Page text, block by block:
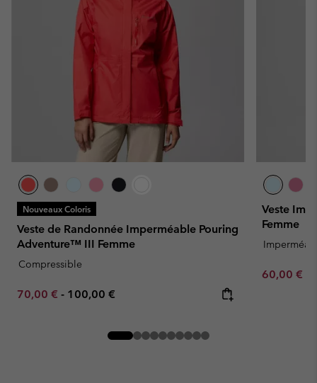
Nouveaux Coloris
Veste de Randonnée Imperméable Pouring
Adventure™ III Femme
Compressible
Minimum sale price:
70,00 € - Maximum price:
100,00 €
Veste
Femme
Minimum
60,00 €